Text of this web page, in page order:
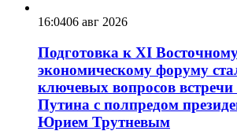
16:0406 авг 2026
Подготовка к XI
экономическому форуму
ключевых вопросов
Путина с полпредом
Юрием Трутневым